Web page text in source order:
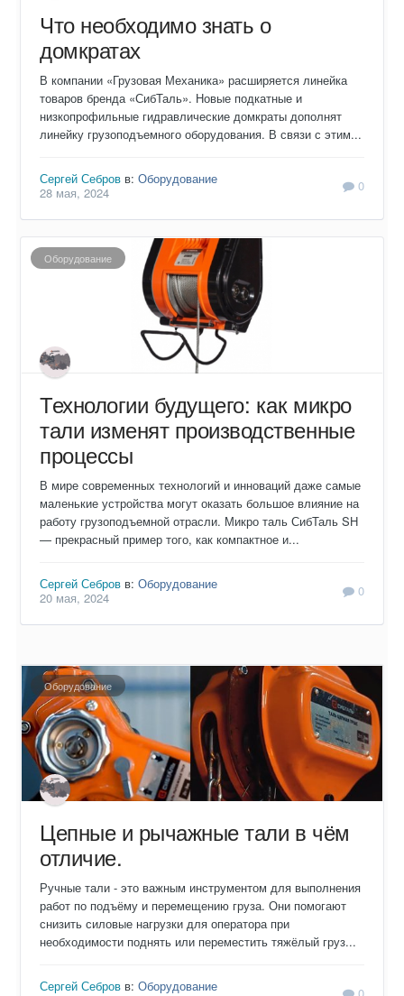
Что необходимо знать о
домкратах
В компании «Грузовая Механика» расширяется линейка
товаров бренда «СибТаль». Новые подкатные и
низкопрофильные гидравлические домкраты дополнят
линейку грузоподъемного оборудования. В связи с этим...
Сергей Себров в: Оборудование
28 мая, 2024
0
Оборудование
Технологии будущего: как микро
тали изменят производственные
процессы
В мире современных технологий и инноваций даже самые
маленькие устройства могут оказать большое влияние на
работу грузоподъемной отрасли. Микро таль СибТаль SH
— прекрасный пример того, как компактное и...
Сергей Себров в: Оборудование
20 мая, 2024
0
Оборудование
Цепные и рычажные тали в чём
отличие.
Ручные тали - это важным инструментом для выполнения
работ по подъёму и перемещению груза. Они помогают
снизить силовые нагрузки для оператора при
необходимости поднять или переместить тяжёлый груз...
Сергей Себров в: Оборудование